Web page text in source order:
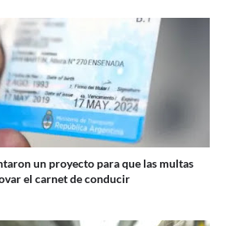
un proyecto para que las multas
el carnet de conducir